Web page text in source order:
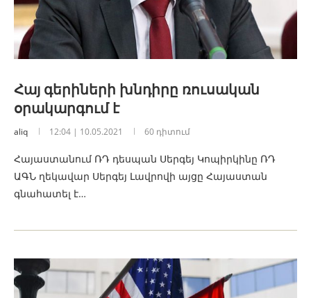
Հայ գերիների խնդիրը ռուսական
օրակարգում է
aliq 12:04 | 10.05.2021 60 դիտում
Հայաստանում ՌԴ դեսպան Սերգեյ Կոպիրկինը ՌԴ
ԱԳՆ ղեկավար Սերգեյ Լավրովի այցը Հայաստան
գնահատել է…